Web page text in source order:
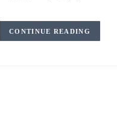
CONTINUE READING